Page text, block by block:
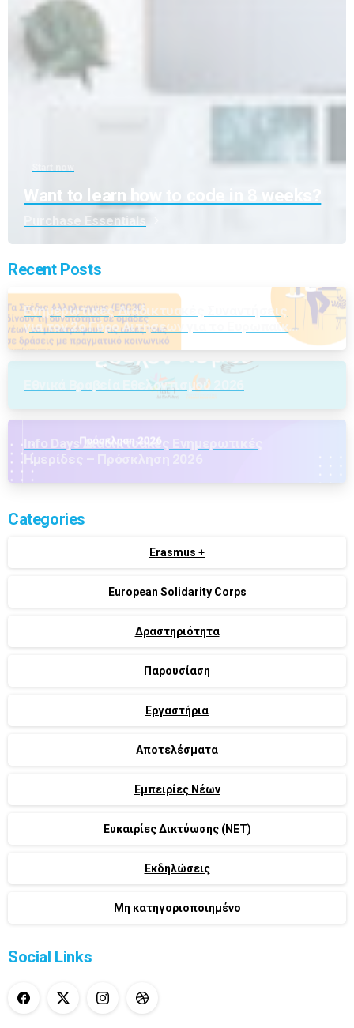
Want to learn how to code in 8 weeks?
Purchase Essentials
Recent Posts
Ενημερωτικές Διαδικτυακές Συναντήσεις
για τον 2ο Γύρο Αιτήσεων για το Ευρωπαϊκό
Σώμα Αλληλεγγύης
Εθνικά Βραβεία Εθελοντισμού 2026
Info Days Διαδικτυακές Ενημερωτικές
Ημερίδες – Πρόσκληση 2026
Categories
Erasmus +
European Solidarity Corps
Δραστηριότητα
Παρουσίαση
Εργαστήρια
Αποτελέσματα
Eμπειρίες Νέων
Ευκαιρίες Δικτύωσης (ΝΕΤ)
Εκδηλώσεις
Μη κατηγοριοποιημένο
Social Links